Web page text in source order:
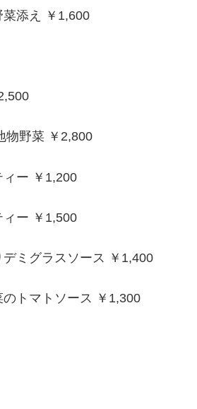
菜添え ￥1,600
物野菜 ￥2,800
ィー ￥1,200
ィー ￥1,500
ミグラスソース ￥1,400
のトマトソース ￥1,300